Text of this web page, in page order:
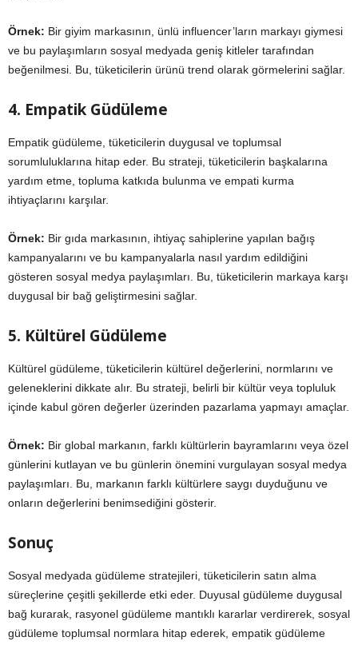
Örnek: Bir giyim markasının, ünlü influencer’ların markayı giymesi
ve bu paylaşımların sosyal medyada geniş kitleler tarafından
beğenilmesi. Bu, tüketicilerin ürünü trend olarak görmelerini sağlar.
4. Empatik Güdüleme
Empatik güdüleme, tüketicilerin duygusal ve toplumsal
sorumluluklarına hitap eder. Bu strateji, tüketicilerin başkalarına
yardım etme, topluma katkıda bulunma ve empati kurma
ihtiyaçlarını karşılar.
Örnek: Bir gıda markasının, ihtiyaç sahiplerine yapılan bağış
kampanyalarını ve bu kampanyalarla nasıl yardım edildiğini
gösteren sosyal medya paylaşımları. Bu, tüketicilerin markaya karşı
duygusal bir bağ geliştirmesini sağlar.
5. Kültürel Güdüleme
Kültürel güdüleme, tüketicilerin kültürel değerlerini, normlarını ve
geleneklerini dikkate alır. Bu strateji, belirli bir kültür veya topluluk
içinde kabul gören değerler üzerinden pazarlama yapmayı amaçlar.
Örnek: Bir global markanın, farklı kültürlerin bayramlarını veya özel
günlerini kutlayan ve bu günlerin önemini vurgulayan sosyal medya
paylaşımları. Bu, markanın farklı kültürlere saygı duyduğunu ve
onların değerlerini benimsediğini gösterir.
Sonuç
Sosyal medyada güdüleme stratejileri, tüketicilerin satın alma
süreçlerine çeşitli şekillerde etki eder. Duyusal güdüleme duygusal
bağ kurarak, rasyonel güdüleme mantıklı kararlar verdirerek, sosyal
güdüleme toplumsal normlara hitap ederek, empatik güdüleme